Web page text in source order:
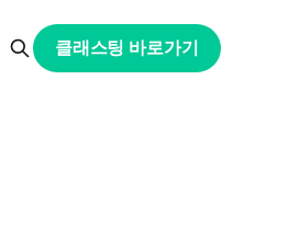
클래스팅 바로가기